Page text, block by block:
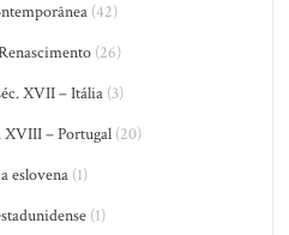
(42)
(26)
XVII – Itália (3)
XVIII – Portugal (20)
eslovena(1)
(1)